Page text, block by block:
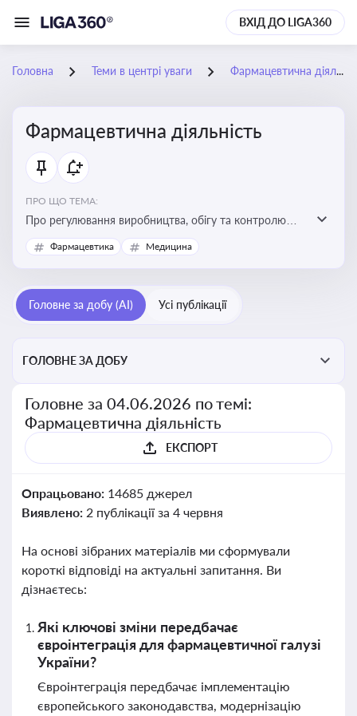
ВХІД ДО LIGA360
Головна Теми в центрі уваги Фармацевтична діяльність
Фармацевтична діяльність
ПРО ЩО ТЕМА:
Про регулювання виробництва, обігу та контролю
лікарських засобів для легальної роботи компаній та
аптек, з дотриманням стандартів якості та безпеки
Фармацевтика Медицина
Головне за добу (AI) Усі публікації
ГОЛОВНЕ ЗА ДОБУ
Головне за 04.06.2026 по темі:
Фармацевтична діяльність
ЕКСПОРТ
Опрацьовано: 14685 джерел
Виявлено: 2 публікації за 4 червня
На основі зібраних матеріалів ми сформували
короткі відповіді на актуальні запитання. Ви
дізнаєтесь:
Які ключові зміни передбачає
євроінтеграція для фармацевтичної галузі
України?
Євроінтеграція передбачає імплементацію
європейського законодавства, модернізацію